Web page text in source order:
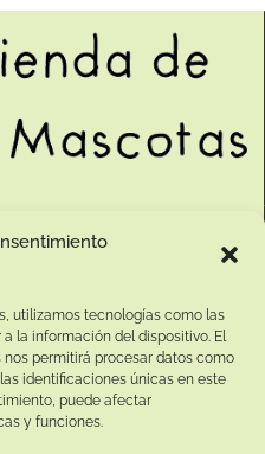
utilizamos tecnologías como las
la información del dispositivo. El
permitirá procesar datos como
identificaciones únicas en este
puede afectar
y funciones.
Códoba. España